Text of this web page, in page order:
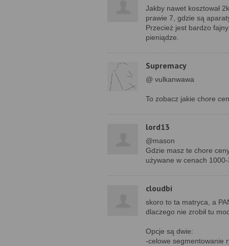
Jakby nawet kosztował
prawie 7, gdzie są
Przecież jest bardzo
pieniądze.
Supremacy
@ vulkanwawa
To zobacz jakie chore
lord13
@mason
Gdzie masz te chore
używane w cenach
cloudbi
skoro to ta matryca, a
dlaczego nie zrobił tu
Opcje są dwie:
-celowe segmentowanie